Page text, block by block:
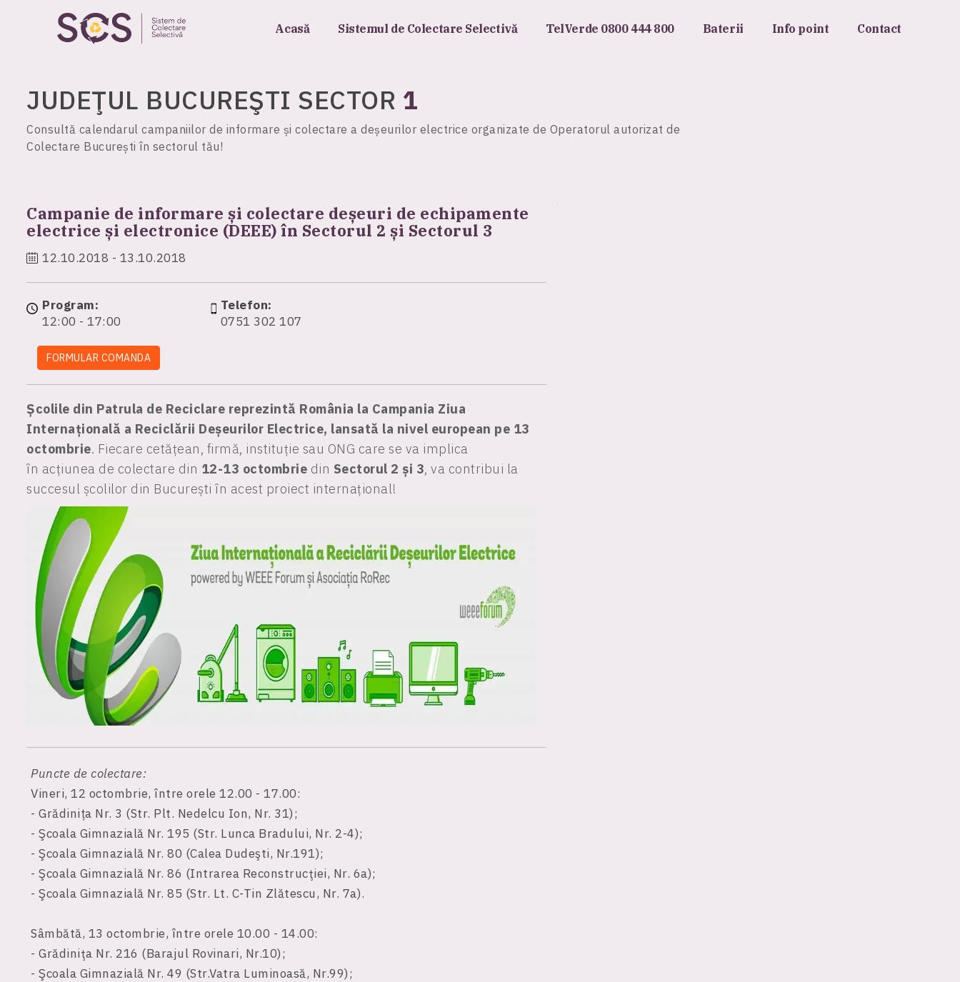
Acasă Sistemul de Colectare Selectivă TelVerde 0800 444 800 Baterii Info point Contact
JUDEŢUL BUCUREŞTI SECTOR 1
Consultă calendarul campaniilor de informare și colectare a deșeurilor electrice organizate de Operatorul autorizat de
Colectare București în sectorul tău!
Campanie de informare și colectare deșeuri de echipamente
electrice și electronice (DEEE) în Sectorul 2 și Sectorul 3
12.10.2018 - 13.10.2018
Program:
12:00 - 17:00
Telefon:
0751 302 107
FORMULAR COMANDA
Școlile din Patrula de Reciclare reprezintă România la Campania Ziua
Internațională a Reciclării Deșeurilor Electrice, lansată la nivel european pe 13
octombrie. Fiecare cetățean, firmă, instituție sau ONG care se va implica
în acțiunea de colectare din 12-13 octombrie din Sectorul 2 și 3, va contribui la
succesul școlilor din București în acest proiect internațional!
Puncte de colectare:
Vineri, 12 octombrie, între orele 12.00 - 17.00:
- Grădinița Nr. 3 (Str. Plt. Nedelcu Ion, Nr. 31);
- Şcoala Gimnazială Nr. 195 (Str. Lunca Bradului, Nr. 2-4);
- Şcoala Gimnazială Nr. 80 (Calea Dudeşti, Nr.191);
- Şcoala Gimnazială Nr. 86 (Intrarea Reconstrucţiei, Nr. 6a);
- Şcoala Gimnazială Nr. 85 (Str. Lt. C-Tin Zlătescu, Nr. 7a).
Sâmbătă, 13 octombrie, între orele 10.00 - 14.00:
- Grădiniţa Nr. 216 (Barajul Rovinari, Nr.10);
- Şcoala Gimnazială Nr. 49 (Str.Vatra Luminoasă, Nr.99);